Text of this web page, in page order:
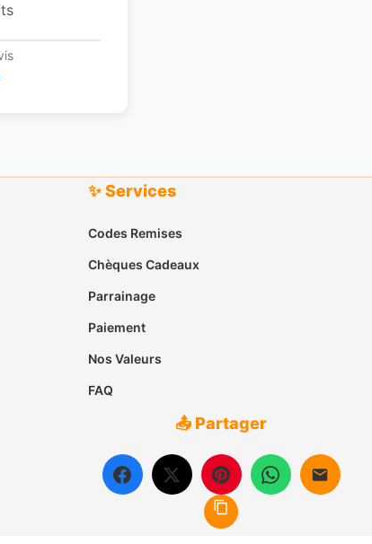
✨ Services
Codes Remises
Chèques Cadeaux
Parrainage
Paiement
Nos Valeurs
FAQ
📤 Partager